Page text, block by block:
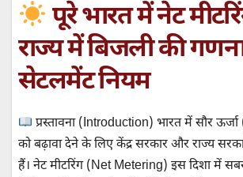
पूरे भारत में नेट
राज्य में बिजली की
सेटलमेंट नियम
प्रस्तावना (Introduction) भारत में सौर
को बढ़ावा देने के लिए केंद्र सरकार और राज्य
हैं। नेट मीटरिंग (Net Metering) इस दिशा में